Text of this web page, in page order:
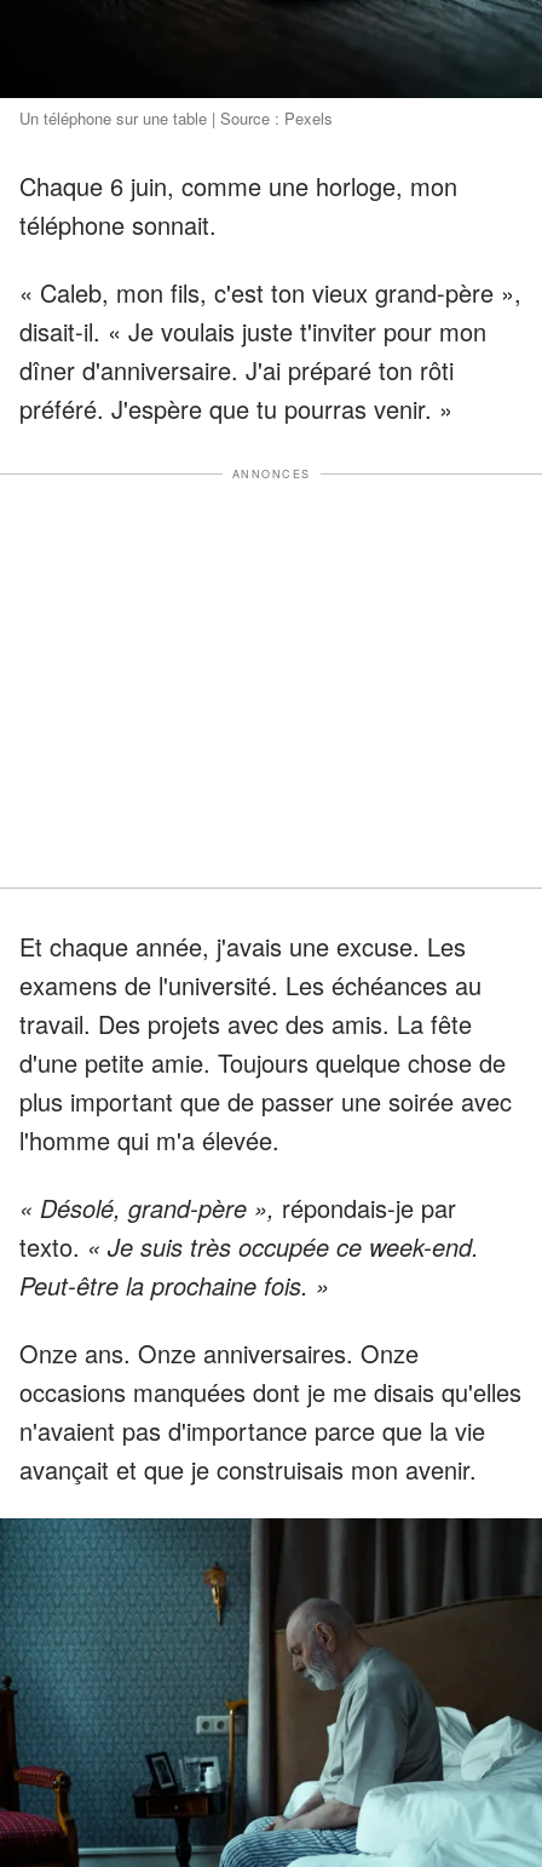
Un téléphone sur une table | Source : Pexels
Chaque 6 juin, comme une horloge, mon
téléphone sonnait.
« Caleb, mon fils, c'est ton vieux grand-père »,
disait-il. « Je voulais juste t'inviter pour mon
dîner d'anniversaire. J'ai préparé ton rôti
préféré. J'espère que tu pourras venir. »
ANNONCES
Et chaque année, j'avais une excuse. Les
examens de l'université. Les échéances au
travail. Des projets avec des amis. La fête
d'une petite amie. Toujours quelque chose de
plus important que de passer une soirée avec
l'homme qui m'a élevée.
« Désolé, grand-père », répondais-je par
texto. « Je suis très occupée ce week-end.
Peut-être la prochaine fois. »
Onze ans. Onze anniversaires. Onze
occasions manquées dont je me disais qu'elles
n'avaient pas d'importance parce que la vie
avançait et que je construisais mon avenir.